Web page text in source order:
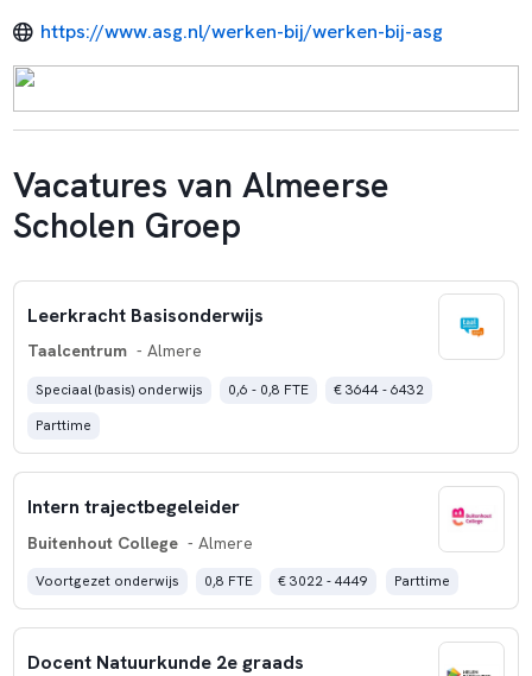
https://www.asg.nl/werken-bij/werken-bij-asg
Vacatures van Almeerse
Scholen Groep
Leerkracht Basisonderwijs
Taalcentrum - Almere
Speciaal (basis) onderwijs 0,6 - 0,8 FTE
€ 3644 - 6432
Parttime
Intern trajectbegeleider
Buitenhout College - Almere
Voortgezet onderwijs 0,8 FTE € 3022 - 4449 Parttime
Docent Natuurkunde 2e graads